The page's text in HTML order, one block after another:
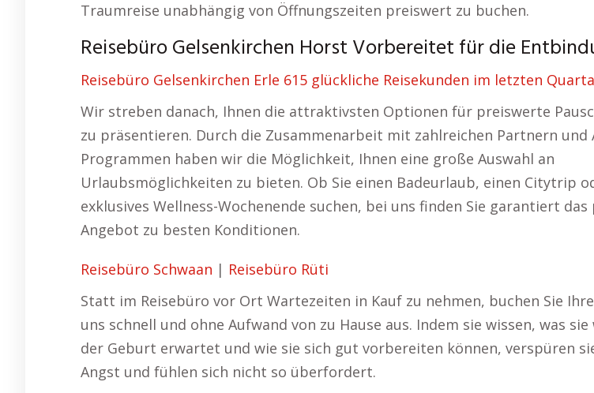
Traumreise unabhängig von Öffnungszeiten preiswert zu buchen.
Reisebüro Gelsenkirchen Horst Vorbereitet für die
Reisebüro Gelsenkirchen Erle 615 glückliche Reisekunden im letzten
Wir streben danach, Ihnen die attraktivsten Optionen für preiswerte
zu präsentieren. Durch die Zusammenarbeit mit zahlreichen Partnern und
Programmen haben wir die Möglichkeit, Ihnen eine große Auswahl an
Urlaubsmöglichkeiten zu bieten. Ob Sie einen Badeurlaub, einen Citytrip
exklusives Wellness-Wochenende suchen, bei uns finden Sie garantiert das
Angebot zu besten Konditionen.
Reisebüro Schwaan | Reisebüro Rüti
Statt im Reisebüro vor Ort Wartezeiten in Kauf zu nehmen, buchen Sie
uns schnell und ohne Aufwand von zu Hause aus. Indem sie wissen, was sie
der Geburt erwartet und wie sie sich gut vorbereiten können, verspüren
Angst und fühlen sich nicht so überfordert.